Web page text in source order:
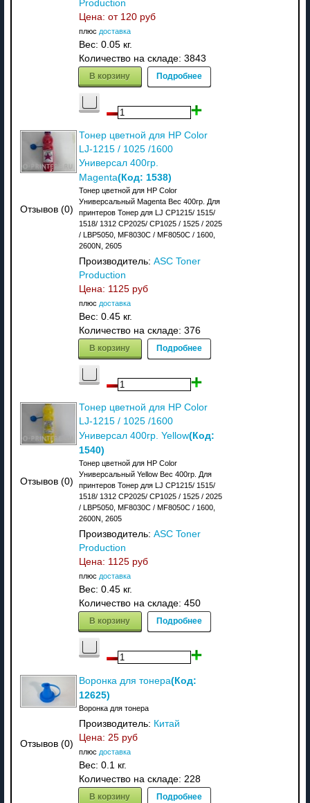
Production
Цена: от 120 руб
плюс доставка
Вес: 0.05 кг.
Количество на складе: 3843
В корзину Подробнее
Отзывов (0)
Тонер цветной для HP Color
LJ-1215 / 1025 /1600
Универсал 400гр.
Magenta(Код: 1538)
Тонер цветной для HP Color
Универсальный Magenta Вес 400гр. Для
принтеров Тонер для LJ CP1215/ 1515/
1518/ 1312 CP2025/ CP1025 / 1525 / 2025
/ LBP5050, MF8030C / MF8050C / 1600,
2600N, 2605
Производитель: ASC Toner
Production
Цена: 1125 руб
плюс доставка
Вес: 0.45 кг.
Количество на складе: 376
В корзину Подробнее
Отзывов (0)
Тонер цветной для HP Color
LJ-1215 / 1025 /1600
Универсал 400гр. Yellow(Код:
1540)
Тонер цветной для HP Color
Универсальный Yellow Вес 400гр. Для
принтеров Тонер для LJ CP1215/ 1515/
1518/ 1312 CP2025/ CP1025 / 1525 / 2025
/ LBP5050, MF8030C / MF8050C / 1600,
2600N, 2605
Производитель: ASC Toner
Production
Цена: 1125 руб
плюс доставка
Вес: 0.45 кг.
Количество на складе: 450
В корзину Подробнее
Отзывов (0)
Воронка для тонера(Код:
12625)
Воронка для тонера
Производитель: Китай
Цена: 25 руб
плюс доставка
Вес: 0.1 кг.
Количество на складе: 228
В корзину Подробнее